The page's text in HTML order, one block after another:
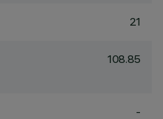
21
108.85
-